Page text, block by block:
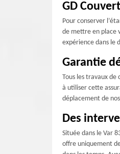
GD
Pour conserver
de mettre en place
expérience dans le
Garantie
Tous les travaux de
à utiliser cette
déplacement de
Des
Située dans le Var
offre uniquement